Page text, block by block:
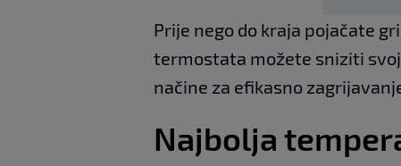
Prije nego do kraja pojačate
termostata možete sniziti
načine za efikasno
Najbolja